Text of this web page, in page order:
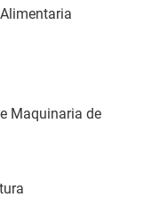
Maquinaria de